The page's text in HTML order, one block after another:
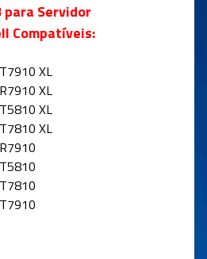
para Servidor
Compatíveis:
XL
XL
XL
XL